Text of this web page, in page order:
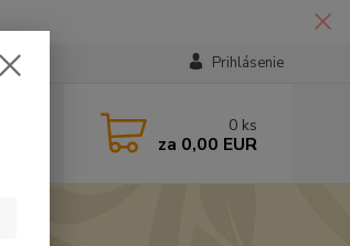
Prihlásenie
0 ks
za 0,00 EUR